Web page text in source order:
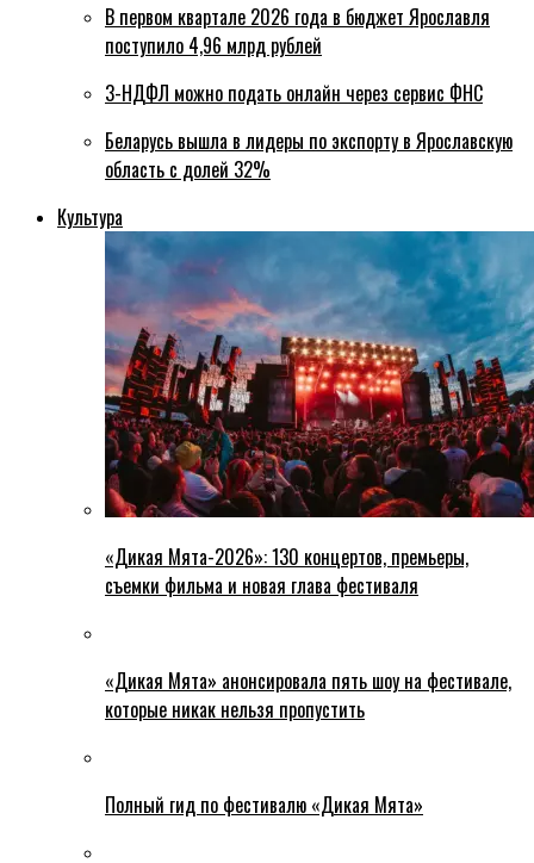
В первом квартале 2026 года в бюджет Ярославля
поступило 4,96 млрд рублей
3-НДФЛ можно подать онлайн через сервис ФНС
Беларусь вышла в лидеры по экспорту в Ярославскую
область с долей 32%
Культура
«Дикая Мята-2026»: 130 концертов, премьеры,
съемки фильма и новая глава фестиваля
«Дикая Мята» анонсировала пять шоу на фестивале,
которые никак нельзя пропустить
Полный гид по фестивалю «Дикая Мята»